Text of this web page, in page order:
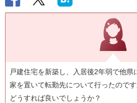
戸建住宅を新築し、入居後2年弱で他県
家を置いて転勤先について行ったので
どうすれば良いでしょうか？